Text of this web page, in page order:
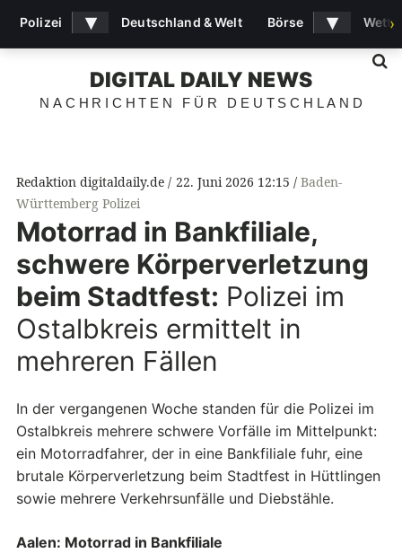
DIGITAL DAILY NEWS
NACHRICHTEN FÜR DEUTSCHLAND
Redaktion digitaldaily.de 22. Juni 2026 12:15
Baden-
Württemberg Polizei
Motorrad in Bankfiliale,
schwere Körperverletzung
beim Stadtfest: Polizei im
Ostalbkreis ermittelt in
mehreren Fällen
In der vergangenen Woche standen für die Polizei im
Ostalbkreis mehrere schwere Vorfälle im Mittelpunkt:
ein Motorradfahrer, der in eine Bankfiliale fuhr, eine
brutale Körperverletzung beim Stadtfest in Hüttlingen
sowie mehrere Verkehrsunfälle und Diebstähle.
Aalen: Motorrad in Bankfiliale
Polizei ▾ Deutschland & Welt Börse ▾ ›